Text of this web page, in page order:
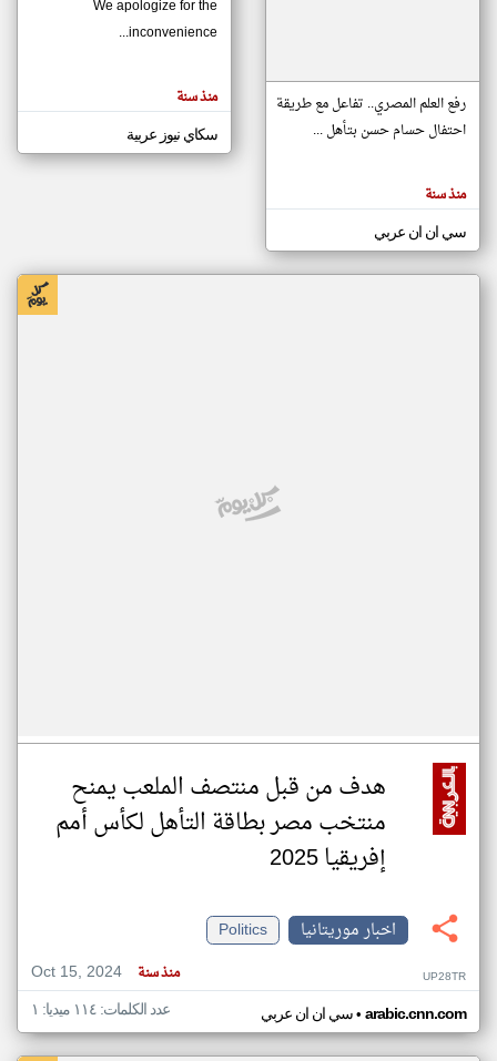
مصادر الأخبار من موريتانيا
اخبار موريتانيا على مدار الساعة
أهم اخبار موريتانيا العاجلة والمباشرة
المقالات
الموجوده
هنا عن
رفع العلم المصري.. تفاعل مع طريقة
احتفال حسام حسن بتأهل ...
منذ سنة
سي ان ان عربي
We apologize for the
inconvenience...
منذ سنة
سكاي نيوز عربية
هدف من قبل منتصف الملعب يمنح
منتخب مصر بطاقة التأهل لكأس أمم
إفريقيا 2025
اخبار موريتانيا
Politics
Oct 15, 2024
منذ سنة UP28TR
سي ان ان عربي• arabic.cnn.com عدد الكلمات: ١١٤ ميديا: ١
klyoum.com